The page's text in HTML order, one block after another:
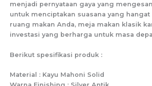
menjadi pernyataan gaya yang
untuk menciptakan suasana yang
ruang makan Anda, meja makan klasik
investasi yang berharga untuk masa
Berikut spesifikasi produk :
Material : Kayu Mahoni Solid